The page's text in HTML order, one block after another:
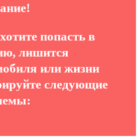
попасть в
лишится
или жизни
следующие